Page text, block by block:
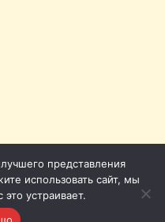
представления
использовать сайт, мы
это устраивает.